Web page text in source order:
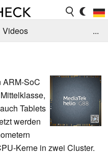
Videos
...
ARM-SoC
Tablets
werden
Kerne in zwei Cluster.